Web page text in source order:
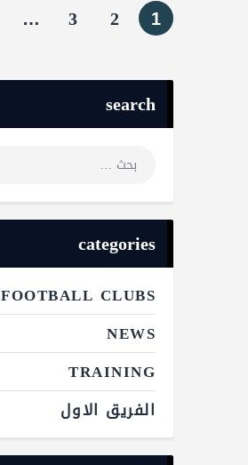
1
2
3
…
search
categories
FOOTBALL CLUBS
NEWS
TRAINING
الفريق الاول